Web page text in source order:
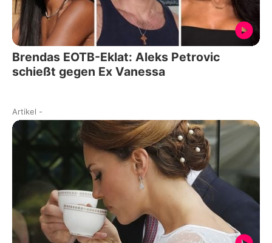
Brendas EOTB-Eklat: Aleks Petrovic
schießt gegen Ex Vanessa
Artikel -